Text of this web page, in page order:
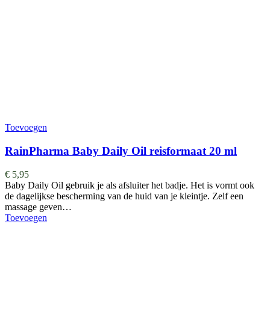
Toevoegen
RainPharma Baby Daily Oil reisformaat 20 ml
€ 5,95
Baby Daily Oil gebruik je als afsluiter het badje. Het is vormt ook
de dagelijkse bescherming van de huid van je kleintje. Zelf een
massage geven…
Toevoegen